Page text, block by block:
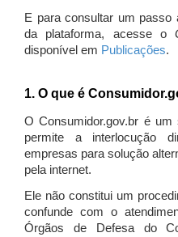
E para consultar um
da plataforma, acesse o
disponível em Publicações.
1. O que é
O Consumidor.gov.br é
permite a interlocução
empresas para solução
pela internet.
Ele não constitui um
confunde com o
Órgãos de Defesa do